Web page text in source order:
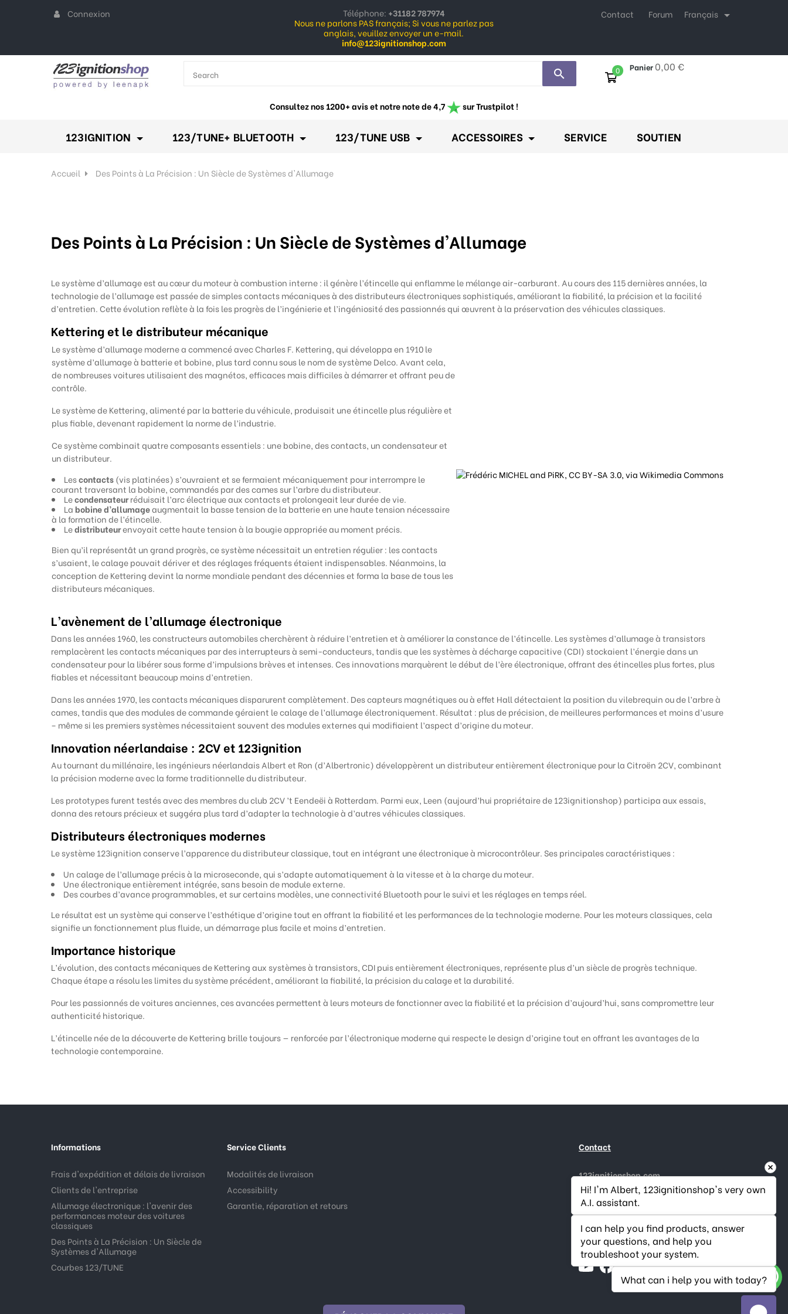
Connexion Téléphone: +31182 787974
Nous ne parlons PAS français; Si vous ne parlez pas
anglais, veuillez envoyer un e-mail.
info@123ignitionshop.com
Français 
Contact Forum
All Categories search Panier0,00 €
0
Consultez nos 1200+ avis et notre note de 4,7 sur Trustpilot !
123IGNITION 123/TUNE+ BLUETOOTH 123/TUNE USB ACCESSOIRES SERVICE SOUTIEN
Accueil Des Points à La Précision : Un Siècle de Systèmes d'Allumage
Des Points à La Précision : Un Siècle de Systèmes d'Allumage
Le système d’allumage est au cœur du moteur à combustion interne : il génère l’étincelle qui enflamme le mélange air-carburant. Au cours des 115 dernières années, la
technologie de l’allumage est passée de simples contacts mécaniques à des distributeurs électroniques sophistiqués, améliorant la fiabilité, la précision et la facilité
d’entretien. Cette évolution reflète à la fois les progrès de l’ingénierie et l’ingéniosité des passionnés qui œuvrent à la préservation des véhicules classiques.
Kettering et le distributeur mécanique
Le système d’allumage moderne a commencé avec Charles F. Kettering, qui développa en 1910 le
système d’allumage à batterie et bobine, plus tard connu sous le nom de système Delco. Avant cela,
de nombreuses voitures utilisaient des magnétos, efficaces mais difficiles à démarrer et offrant peu de
contrôle.
Le système de Kettering, alimenté par la batterie du véhicule, produisait une étincelle plus régulière et
plus fiable, devenant rapidement la norme de l’industrie.
Ce système combinait quatre composants essentiels : une bobine, des contacts, un condensateur et
un distributeur.
Lescontacts(vis platinées) s’ouvraient et se fermaient mécaniquement pour interrompre le
courant traversant la bobine, commandés par des cames sur l’arbre du distributeur.
Lecondensateurréduisait l’arc électrique aux contacts et prolongeait leur durée de vie.
Labobine d’allumageaugmentait la basse tension de la batterie en une haute tension nécessaire
à la formation de l’étincelle.
Ledistributeurenvoyait cette haute tension à la bougie appropriée au moment précis.
Bien qu’il représentât un grand progrès, ce système nécessitait un entretien régulier : les contacts
s’usaient, le calage pouvait dériver et des réglages fréquents étaient indispensables. Néanmoins, la
conception de Kettering devint la norme mondiale pendant des décennies et forma la base de tous les
distributeurs mécaniques.
L’avènement de l’allumage électronique
Dans les années 1960, les constructeurs automobiles cherchèrent à réduire l’entretien et à améliorer la constance de l’étincelle. Les systèmes d’allumage à transistors
remplacèrent les contacts mécaniques par des interrupteurs à semi-conducteurs, tandis que les systèmes à décharge capacitive (CDI) stockaient l’énergie dans un
condensateur pour la libérer sous forme d’impulsions brèves et intenses. Ces innovations marquèrent le début de l’ère électronique, offrant des étincelles plus fortes, plus
fiables et nécessitant beaucoup moins d’entretien.
Dans les années 1970, les contacts mécaniques disparurent complètement. Des capteurs magnétiques ou à effet Hall détectaient la position du vilebrequin ou de l’arbre à
cames, tandis que des modules de commande géraient le calage de l’allumage électroniquement. Résultat : plus de précision, de meilleures performances et moins d’usure
– même si les premiers systèmes nécessitaient souvent des modules externes qui modifiaient l’aspect d’origine du moteur.
Innovation néerlandaise : 2CV et 123ignition
Au tournant du millénaire, les ingénieurs néerlandais Albert et Ron (d’Albertronic) développèrent un distributeur entièrement électronique pour la Citroën 2CV, combinant
la précision moderne avec la forme traditionnelle du distributeur.
Les prototypes furent testés avec des membres du club 2CV ’t Eendeëi à Rotterdam. Parmi eux, Leen (aujourd’hui propriétaire de 123ignitionshop) participa aux essais,
donna des retours précieux et suggéra plus tard d’adapter la technologie à d’autres véhicules classiques.
Distributeurs électroniques modernes
Le système 123ignition conserve l’apparence du distributeur classique, tout en intégrant une électronique à microcontrôleur. Ses principales caractéristiques :
Un calage de l’allumage précis à la microseconde, qui s’adapte automatiquement à la vitesse et à la charge du moteur.
Une électronique entièrement intégrée, sans besoin de module externe.
Des courbes d’avance programmables, et sur certains modèles, une connectivité Bluetooth pour le suivi et les réglages en temps réel.
Le résultat est un système qui conserve l’esthétique d’origine tout en offrant la fiabilité et les performances de la technologie moderne. Pour les moteurs classiques, cela
signifie un fonctionnement plus fluide, un démarrage plus facile et moins d’entretien.
Importance historique
L’évolution, des contacts mécaniques de Kettering aux systèmes à transistors, CDI puis entièrement électroniques, représente plus d’un siècle de progrès technique.
Chaque étape a résolu les limites du système précédent, améliorant la fiabilité, la précision du calage et la durabilité.
Pour les passionnés de voitures anciennes, ces avancées permettent à leurs moteurs de fonctionner avec la fiabilité et la précision d’aujourd’hui, sans compromettre leur
authenticité historique.
L’étincelle née de la découverte de Kettering brille toujours — renforcée par l’électronique moderne qui respecte le design d’origine tout en offrant les avantages de la
technologie contemporaine.
Informations
Frais d'expédition et délais de livraison
Clients de l'entreprise
Allumage électronique : l'avenir des
performances moteur des voitures
classiques
Des Points à La Précision : Un Siècle de
Systèmes d'Allumage
Courbes 123/TUNE
Service Clients
Modalités de livraison
Accessibility
Garantie, réparation et retours
Contact
123ignitionshop.com
Gouderaksedijk 1
2808 NA Gouda, Nederland
Appelez-nous au :+31182 787974
(uniquement en Néerlandais et
Anglais)
E-mail :info@123ignitionshop.com
Hi! I'm Albert, 123ignitionshop's very own
A.I. assistant.
I can help you find products, answer
your questions, and help you
troubleshoot your system.
What can i help you with today?